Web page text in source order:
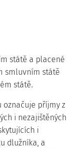
státě a placené
smluvním státě
státě.
označuje příjmy z
i nezajištěných
i
dlužníka, a